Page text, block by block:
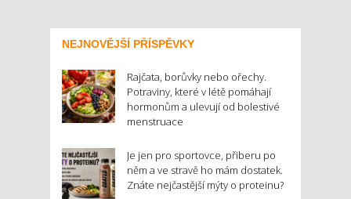
NEJNOVĚJŠÍ PŘÍSPĚVKY
Rajčata, borůvky nebo ořechy.
Potraviny, které v létě pomáhají
hormonům a ulevují od bolestivé
menstruace
Je jen pro sportovce, přiberu po
něm a ve stravě ho mám dostatek.
Znáte nejčastější mýty o proteinu?